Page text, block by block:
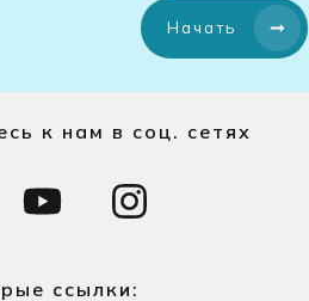
Начать
ссылки:
к нам в соц. сетях